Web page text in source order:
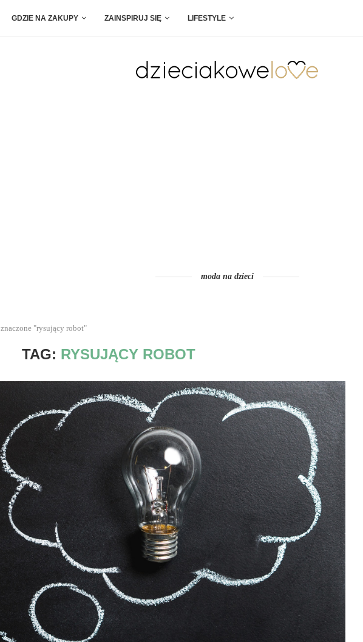
GDZIE NA ZAKUPY ZAINSPIRUJ SIĘ LIFESTYLE
moda na dzieci
"rysujący robot"
TAG: RYSUJĄCY ROBOT